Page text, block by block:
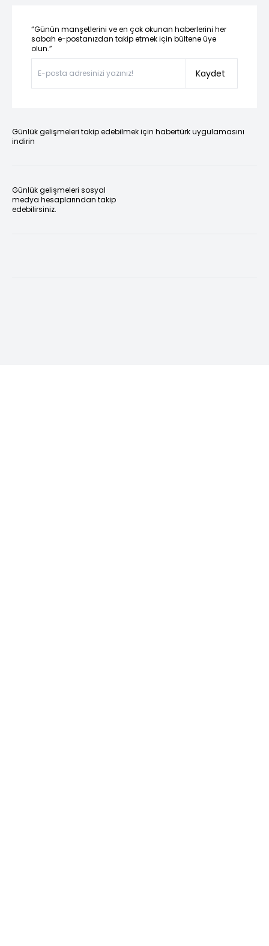
“Günün manşetlerini ve en çok okunan haberlerini her
sabah e-postanızdan takip etmek için bültene üye
olun.”
Kaydet
Günlük gelişmeleri takip edebilmek için habertürk uygulamasını
indirin
Günlük gelişmeleri sosyal
medya hesaplarından takip
edebilirsiniz.